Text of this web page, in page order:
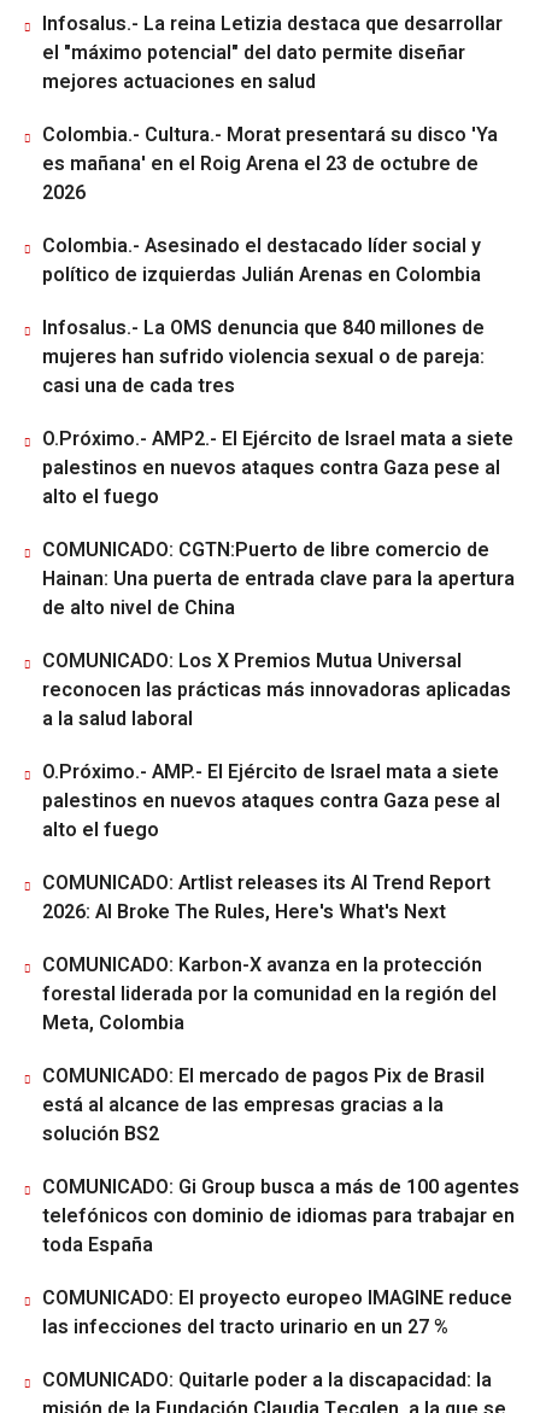
Infosalus.- La reina Letizia destaca que desarrollar
el "máximo potencial" del dato permite diseñar
mejores actuaciones en salud
Colombia.- Cultura.- Morat presentará su disco 'Ya
es mañana' en el Roig Arena el 23 de octubre de
2026
Colombia.- Asesinado el destacado líder social y
político de izquierdas Julián Arenas en Colombia
Infosalus.- La OMS denuncia que 840 millones de
mujeres han sufrido violencia sexual o de pareja:
casi una de cada tres
O.Próximo.- AMP2.- El Ejército de Israel mata a siete
palestinos en nuevos ataques contra Gaza pese al
alto el fuego
COMUNICADO: CGTN:Puerto de libre comercio de
Hainan: Una puerta de entrada clave para la apertura
de alto nivel de China
COMUNICADO: Los X Premios Mutua Universal
reconocen las prácticas más innovadoras aplicadas
a la salud laboral
O.Próximo.- AMP.- El Ejército de Israel mata a siete
palestinos en nuevos ataques contra Gaza pese al
alto el fuego
COMUNICADO: Artlist releases its AI Trend Report
2026: AI Broke The Rules, Here's What's Next
COMUNICADO: Karbon-X avanza en la protección
forestal liderada por la comunidad en la región del
Meta, Colombia
COMUNICADO: El mercado de pagos Pix de Brasil
está al alcance de las empresas gracias a la
solución BS2
COMUNICADO: Gi Group busca a más de 100 agentes
telefónicos con dominio de idiomas para trabajar en
toda España
COMUNICADO: El proyecto europeo IMAGINE reduce
las infecciones del tracto urinario en un 27 %
COMUNICADO: Quitarle poder a la discapacidad: la